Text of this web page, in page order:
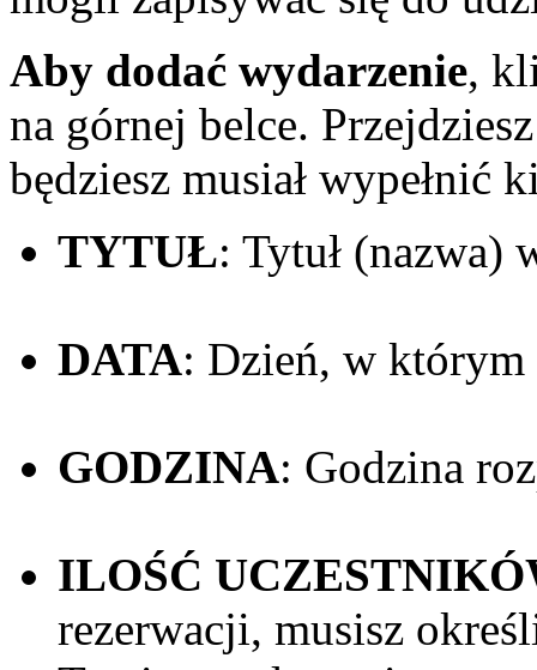
Aby dodać wydarzenie,
na górnej belce.
będziesz musiał wypełnić
TYTUŁ: Tytuł (nazwa)
DATA: Dzień, w którym
GODZINA: Godzina
ILOŚĆ
rezerwacji, musisz